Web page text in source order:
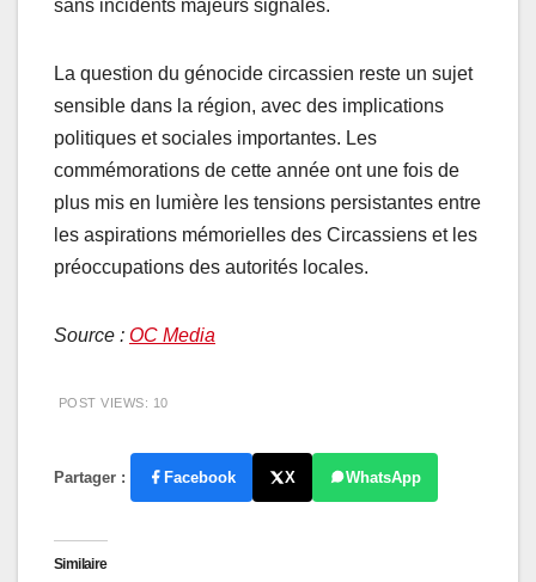
sans incidents majeurs signalés.
La question du génocide circassien reste un sujet
sensible dans la région, avec des implications
politiques et sociales importantes. Les
commémorations de cette année ont une fois de
plus mis en lumière les tensions persistantes entre
les aspirations mémorielles des Circassiens et les
préoccupations des autorités locales.
Source : OC Media
POST VIEWS: 10
Partager : Facebook X WhatsApp
Similaire